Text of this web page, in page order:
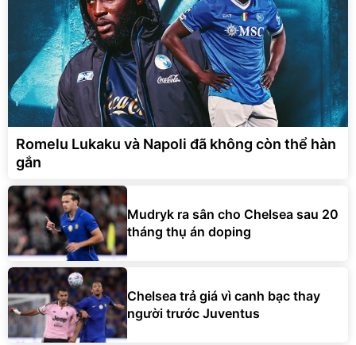
Romelu Lukaku và Napoli đã không còn thể hàn
gắn
Mudryk ra sân cho Chelsea sau 20
tháng thụ án doping
Chelsea trả giá vì canh bạc thay
người trước Juventus